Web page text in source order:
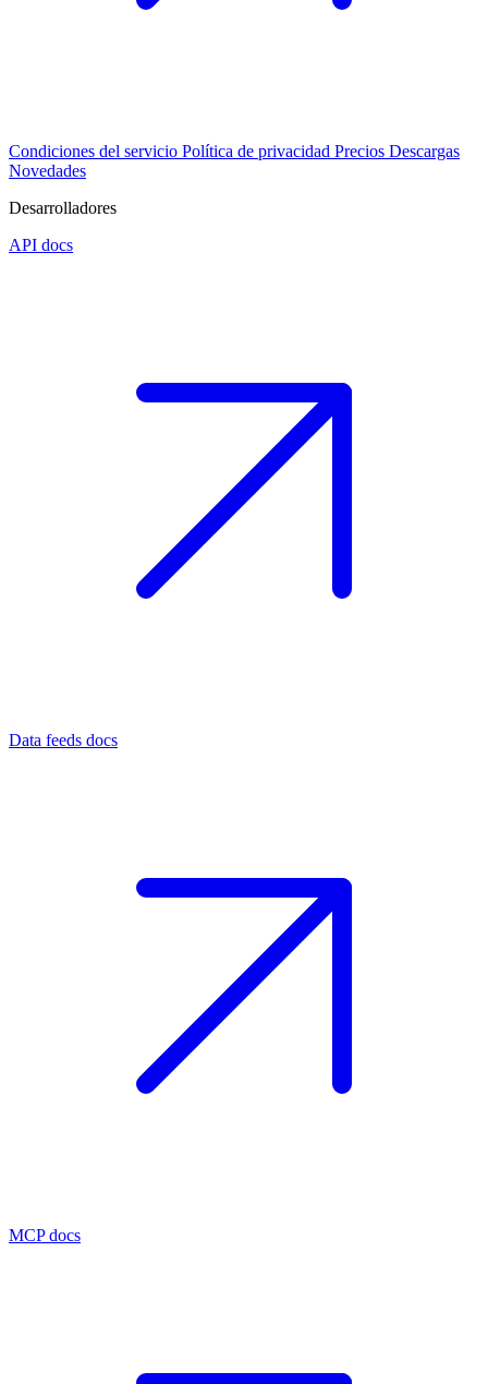
Condiciones del servicio Política de privacidad Precios Descargas
Novedades
Desarrolladores
API docs
Data feeds docs
MCP docs